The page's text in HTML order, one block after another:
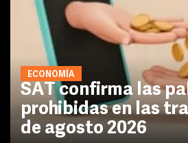
ECONOMÍA
SAT confirma las
prohibidas en las
de agosto 2026